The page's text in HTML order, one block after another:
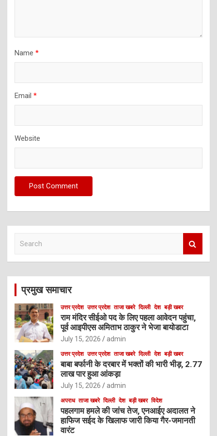
Name *
Email *
Website
c
प्रमुख समाचार
उत्तर प्रदेश उत्तर प्रदेश ताजा खबरे दिल्ली देश बड़ी खबर
राम मंदिर सीईओ पद के लिए पहला आवेदन पहुंचा,
पूर्व आइपीएस अमिताभ ठाकुर ने भेजा बायोडाटा
July 15, 2026 admin
उत्तर प्रदेश उत्तर प्रदेश ताजा खबरे दिल्ली देश बड़ी खबर
बाबा बर्फानी के दरबार में भक्तों की भारी भीड़, 2.77
लाख पार हुआ आंकड़ा
July 15, 2026 admin
अपराध ताजा खबरे दिल्ली देश बड़ी खबर विदेश
पहलगाम हमले की जांच तेज, एनआईए अदालत ने
हाफिज सईद के खिलाफ जारी किया गैर-जमानती
वारंट